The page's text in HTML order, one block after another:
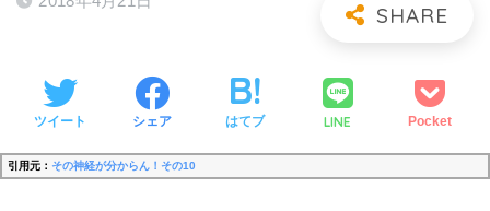
ツイート シェア はてブ LINE Pocket
引用元： その神経が分からん！その10